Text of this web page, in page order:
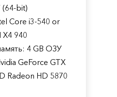
bit)
Core i3-540 or
X4 940
4 GB ОЗУ
GeForce GTX
Radeon HD 5870